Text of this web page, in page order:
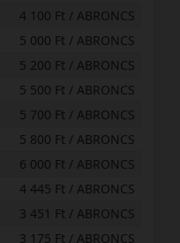
4 100 Ft / ABRONCS
5 000 Ft / ABRONCS
5 200 Ft / ABRONCS
5 500 Ft / ABRONCS
5 700 Ft / ABRONCS
5 800 Ft / ABRONCS
6 000 Ft / ABRONCS
4 445 Ft / ABRONCS
3 451 Ft / ABRONCS
3 175 Ft / ABRONCS